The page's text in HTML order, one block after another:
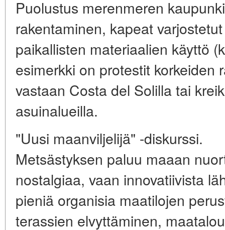
Puolustus merenmeren
rakentaminen, kapeat
paikallisten materiaalien käyttö
esimerkki on protestit korkeiden
vastaan Costa del Solilla tai
asuinalueilla.
"Uusi maanviljelijä" -diskurssi.
Metsästyksen paluu maaan
nostalgiaa, vaan innovatiivista
pieniä organisia maatilojen
terassien elvyttäminen,